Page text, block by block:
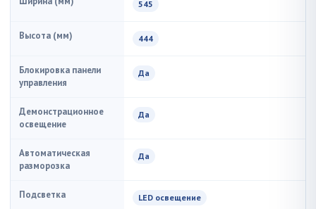
545
Высота (мм) 444
Блокировка панели
управления
Да
Демонстрационное
освещение
Да
Автоматическая
разморозка
Да
Подсветка LED освещение